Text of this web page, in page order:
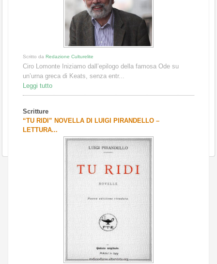
Scritto da Redazione Culturelite
Ciro Lomonte Iniziamo dall’epilogo della famosa Ode su
un’urna greca di Keats, senza entr...
Leggi tutto
Scritture
“TU RIDI” NOVELLA DI LUIGI PIRANDELLO –
LETTURA...